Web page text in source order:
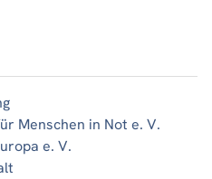
Menschen in Not e. V.
e. V.